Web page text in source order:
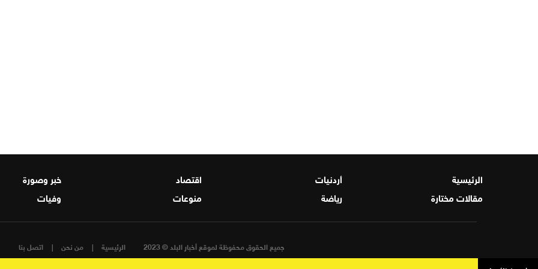
الرئيسية أردنيات اقتصاد خبر وصورة
مقالات مختارة
رياضة منوعات وفيات
جميع الحقوق محفوظة لموقع أخبار البلد © 2023 اتصل بنا من نحن الرئيسية